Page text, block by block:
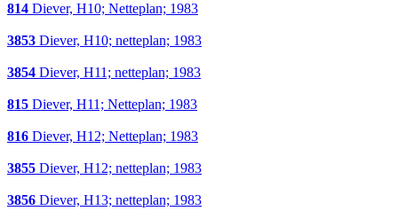
814 Diever, H10; Netteplan; 1983
3853 Diever, H10; netteplan; 1983
3854 Diever, H11; netteplan; 1983
815 Diever, H11; Netteplan; 1983
816 Diever, H12; Netteplan; 1983
3855 Diever, H12; netteplan; 1983
3856 Diever, H13; netteplan; 1983